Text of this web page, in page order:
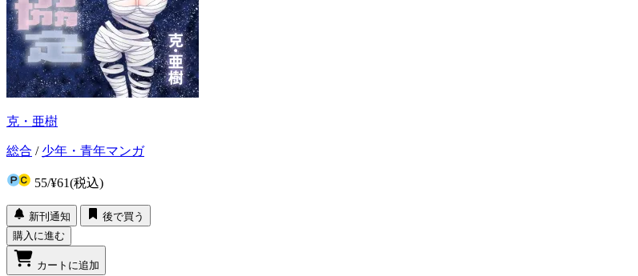
克・亜樹
総合 / 少年・青年マンガ
55/¥61(税込)
新刊通知
後で買う
購入に進む
カートに追加